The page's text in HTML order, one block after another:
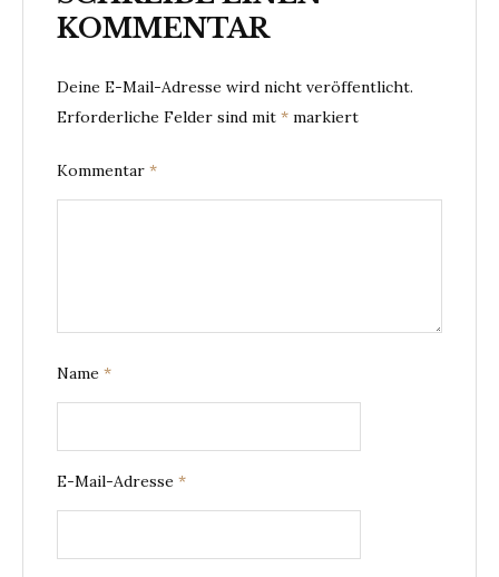
KOMMENTAR
Deine E-Mail-Adresse wird nicht veröffentlicht.
Erforderliche Felder sind mit * markiert
Kommentar *
Name *
E-Mail-Adresse *